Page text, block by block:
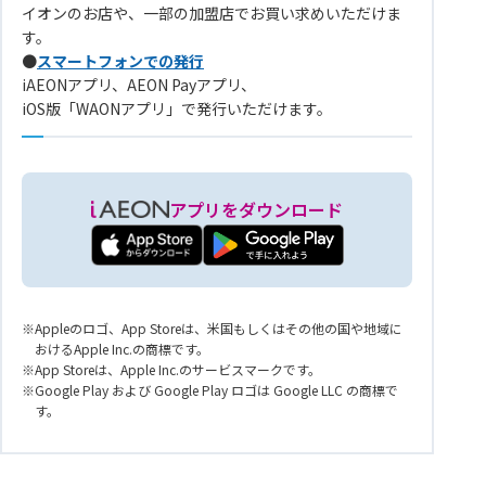
イオンのお店や、一部の加盟店でお買い求めいただけま
す。
●スマートフォンでの発行
iAEONアプリ、AEON Payアプリ、
iOS版「WAONアプリ」で発行いただけます。
アプリをダウンロード
Appleのロゴ、App Storeは、米国もしくはその他の国や地域に
おけるApple Inc.の商標です。
App Storeは、Apple Inc.のサービスマークです。
Google Play および Google Play ロゴは Google LLC の商標で
す。